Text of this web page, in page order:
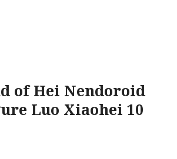
of Hei Nendoroid
Luo Xiaohei 10